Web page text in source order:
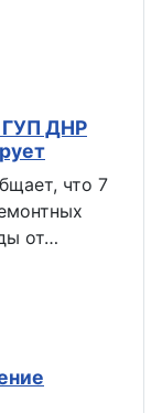
ГУП ДНР
что 7
от…